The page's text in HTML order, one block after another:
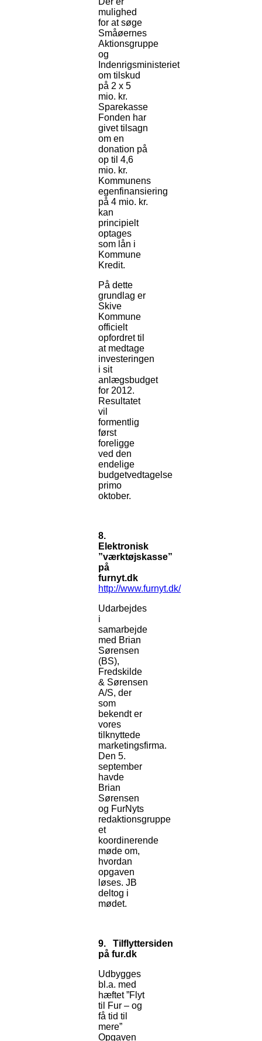
mulighed
for at søge
Småøernes
Aktionsgruppe
og
Indenrigsministeriet
om tilskud
på 2 x 5
mio. kr.
Sparekasse
Fonden har
givet tilsagn
om en
donation på
op til 4,6
mio. kr.
Kommunens
egenfinansiering
på 4 mio. kr.
kan
principielt
optages
som lån i
Kommune
Kredit.
På dette
grundlag er
Skive
Kommune
officielt
opfordret til
at medtage
investeringen
i sit
anlægsbudget
for 2012.
Resultatet
vil
formentlig
først
foreligge
ved den
endelige
budgetvedtagelse
primo
oktober.
8.
Elektronisk
”værktøjskasse”
på
furnyt.dk
http://www.furnyt.dk/
Udarbejdes
i
samarbejde
med Brian
Sørensen
(BS),
Fredskilde
& Sørensen
A/S, der
som
bekendt er
vores
tilknyttede
marketingsfirma.
Den 5.
september
havde
Brian
Sørensen
og FurNyts
redaktionsgruppe
et
koordinerende
møde om,
hvordan
opgaven
løses. JB
deltog i
mødet.
9. Tilflyttersiden
på fur.dk
Udbygges
bl.a. med
hæftet ”Flyt
til Fur – og
få tid til
mere”
Opgaven